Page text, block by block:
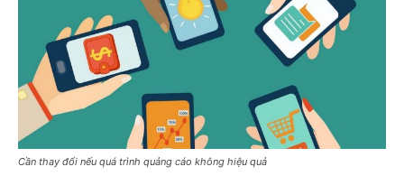
Cần thay đổi nếu quá trình quảng cáo không hiệu quả